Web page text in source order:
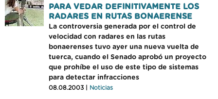
PARA VEDAR DEFINITIVAMENTE LOS
RADARES EN RUTAS BONAERENSE
La controversia generada por el control de
velocidad con radares en las rutas
bonaerenses tuvo ayer una nueva vuelta de
tuerca, cuando el Senado aprobó un proyecto
que prohíbe el uso de este tipo de sistemas
para detectar infracciones
08.08.2003 | Noticias